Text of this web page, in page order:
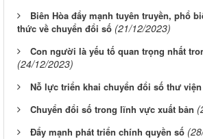
Biên Hòa đẩy mạnh tuyên truyền, phổ
thức về chuyển đổi số (21/12/2023)
Con người là yếu tố quan trọng nhất
(24/12/2023)
Nỗ lực triển khai chuyển đổi số thư viện
Chuyển đổi số trong lĩnh vực xuất bản
Đẩy mạnh phát triển chính quyền số